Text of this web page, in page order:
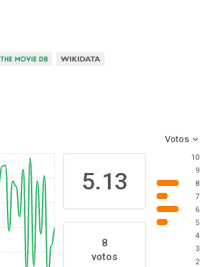
Votos
5.13
8
votos
10
9
8
7
6
5
4
3
2